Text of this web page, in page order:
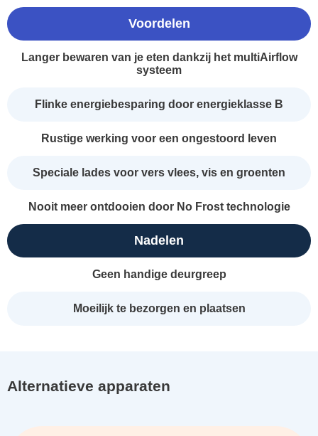
Voordelen
Langer bewaren van je eten dankzij het multiAirflow
systeem
Flinke energiebesparing door energieklasse B
Rustige werking voor een ongestoord leven
Speciale lades voor vers vlees, vis en groenten
Nooit meer ontdooien door No Frost technologie
Nadelen
Geen handige deurgreep
Moeilijk te bezorgen en plaatsen
Alternatieve apparaten